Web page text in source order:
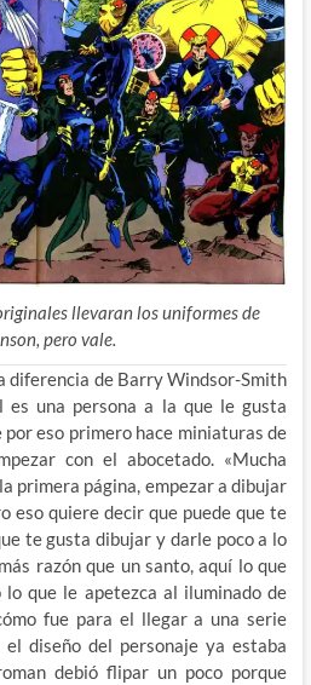
llevaran los uniformes de
pero vale.
diferencia de Barry Windsor-Smith
es una persona a la que le gusta
eso primero hace miniaturas de
con el abocetado. «Mucha
primera página, empezar a dibujar
eso quiere decir que puede que te
te gusta dibujar y darle poco a lo
razón que un santo, aquí lo que
que le apetezca al iluminado de
fue para el llegar a una serie
diseño del personaje ya estaba
debió flipar un poco porque